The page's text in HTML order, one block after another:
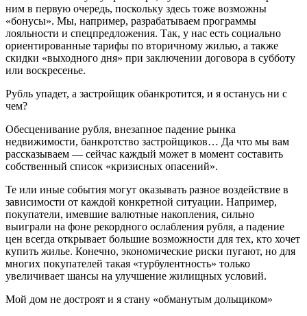
ним в первую очередь, поскольку здесь тоже возможны
«бонусы». Мы, например, разрабатываем программы
лояльности и спецпредложения. Так, у нас есть социально
ориентированные тарифы по вторичному жилью, а также
скидки «выходного дня» при заключении договора в субботу
или воскресенье.
Рубль упадет, а застройщик обанкротится, и я останусь ни с
чем?
Обесценивание рубля, внезапное падение рынка
недвижимости, банкротство застройщиков… Да что мы вам
рассказываем — сейчас каждый может в момент составить
собственный список «кризисных опасений».
Те или иные события могут оказывать разное воздействие в
зависимости от каждой конкретной ситуации. Например,
покупатели, имевшие валютные накопления, сильно
выиграли на фоне рекордного ослабления рубля, а падение
цен всегда открывает большие возможности для тех, кто хочет
купить жилье. Конечно, экономические риски пугают, но для
многих покупателей такая «турбулентность» только
увеличивает шансы на улучшение жилищных условий.
Мой дом не достроят и я стану «обманутым дольщиком»